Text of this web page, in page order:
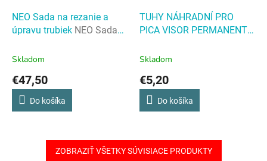
NEO Sada na rezanie a
úpravu trubiek NEO Sada
Skladom
€47,50
Do košíka
TUHY NÁHRADNÍ PRO
PICA VISOR PERMANENT -
BLISTER - PC-991/40/SB
PICA VISOR PERMANENT -
4ks V BALENÍ - ČERVENÉ -
BLISTER - PC-991/40/SB
Skladom
€5,20
Do košíka
ZOBRAZIŤ VŠETKY SÚVISIACE PRODUKTY